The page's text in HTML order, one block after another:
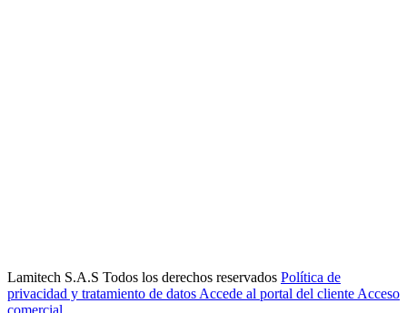
Lamitech S.A.S Todos los derechos reservados Política de
privacidad y tratamiento de datos Accede al portal del cliente Acceso
comercial